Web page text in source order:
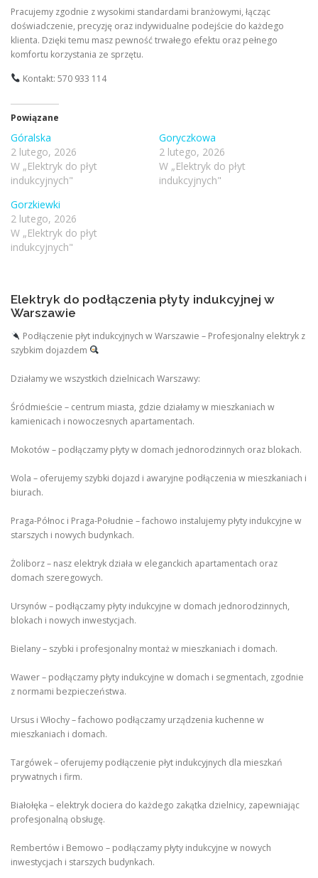
Pracujemy zgodnie z wysokimi standardami branżowymi, łącząc
doświadczenie, precyzję oraz indywidualne podejście do każdego
klienta. Dzięki temu masz pewność trwałego efektu oraz pełnego
komfortu korzystania ze sprzętu.
Kontakt: 570 933 114
Powiązane
Góralska
2 lutego, 2026
W „Elektryk do płyt
indukcyjnych"
Goryczkowa
2 lutego, 2026
W „Elektryk do płyt
indukcyjnych"
Gorzkiewki
2 lutego, 2026
W „Elektryk do płyt
indukcyjnych"
Elektryk do podłączenia płyty indukcyjnej w
Warszawie
Podłączenie płyt indukcyjnych w Warszawie – Profesjonalny elektryk z
szybkim dojazdem
Działamy we wszystkich dzielnicach Warszawy:
Śródmieście – centrum miasta, gdzie działamy w mieszkaniach w
kamienicach i nowoczesnych apartamentach.
Mokotów – podłączamy płyty w domach jednorodzinnych oraz blokach.
Wola – oferujemy szybki dojazd i awaryjne podłączenia w mieszkaniach i
biurach.
Praga-Północ i Praga-Południe – fachowo instalujemy płyty indukcyjne w
starszych i nowych budynkach.
Żoliborz – nasz elektryk działa w eleganckich apartamentach oraz
domach szeregowych.
Ursynów – podłączamy płyty indukcyjne w domach jednorodzinnych,
blokach i nowych inwestycjach.
Bielany – szybki i profesjonalny montaż w mieszkaniach i domach.
Wawer – podłączamy płyty indukcyjne w domach i segmentach, zgodnie
z normami bezpieczeństwa.
Ursus i Włochy – fachowo podłączamy urządzenia kuchenne w
mieszkaniach i domach.
Targówek – oferujemy podłączenie płyt indukcyjnych dla mieszkań
prywatnych i firm.
Białołęka – elektryk dociera do każdego zakątka dzielnicy, zapewniając
profesjonalną obsługę.
Rembertów i Bemowo – podłączamy płyty indukcyjne w nowych
inwestycjach i starszych budynkach.